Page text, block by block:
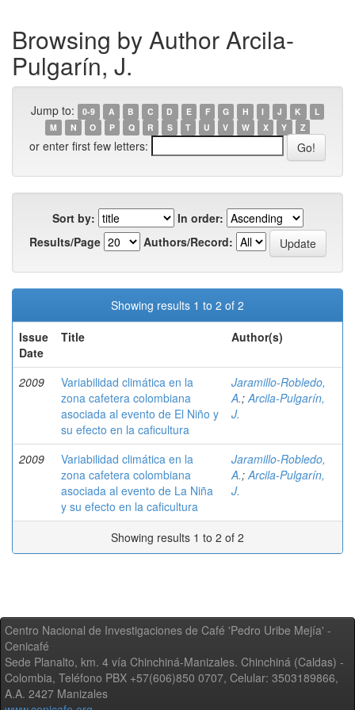
Browsing by Author Arcila-
Pulgarín, J.
Jump to: 0-9 A B C D E F G H I J K
L
M
N O P Q R S T U V W X Y Z
or enter first few letters:
Sort by:
In order:
Results/Page
Authors/Record:
Showing results 1 to 2 of 2
Issue
Date
Title Author(s)
2009
Variabilidad climática en la
zona cafetera colombiana
asociada al evento de El Niño y
su efecto en la caficultura
Jaramillo-Robledo,
A.;Arcila-Pulgarín,
J.
2009
Variabilidad climática en la
zona cafetera colombiana
asociada al evento de La Niña
y su efecto en la caficultura
Jaramillo-Robledo,
A.;Arcila-Pulgarín,
J.
Showing results 1 to 2 of 2
Centro Nacional de Investigaciones de Café 'Pedro Uribe Mejía' -
Cenicafé
Sede Planalto, km. 4 vía Chinchiná-Manizales. Chinchiná (Caldas) -
Colombia, Teléfono PBX +57(606)850 0707, Celular: 3503189866,
A.A. 2427 Manizales